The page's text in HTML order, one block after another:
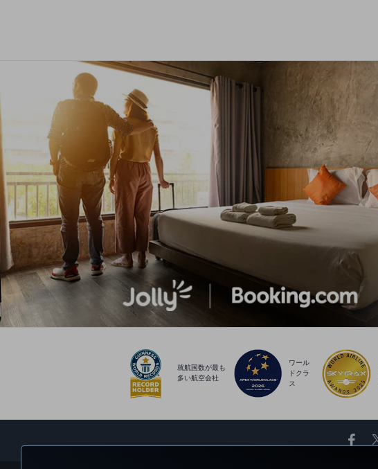
就航国数が最も
多い航空会社
ワール
ドクラ
ス